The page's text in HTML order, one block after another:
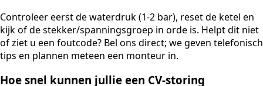
Controleer eerst de waterdruk (1-2 bar), reset de ketel en
kijk of de stekker/spanningsgroep in orde is. Helpt dit niet
of ziet u een foutcode? Bel ons direct; we geven telefonisch
tips en plannen meteen een monteur in.
Hoe snel kunnen jullie een CV-storing